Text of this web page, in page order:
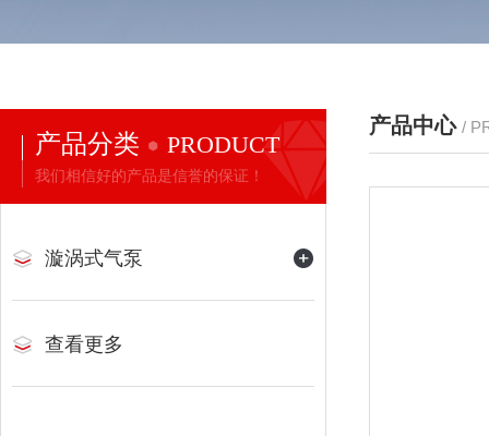
产品分类 PRODUCT
我们相信好的产品是信誉的保证！
漩涡式气泵
查看更多
产品中心 /